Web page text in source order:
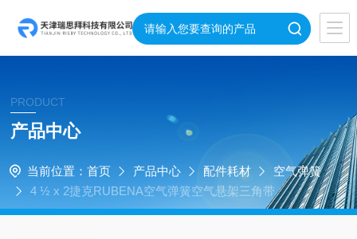
PRODUCT
产品中心
当前位置： 首页 产品中心 配件耗材
空气弹簧
4 ½ x 2捷克RUBENA空气弹簧空气悬架三角带